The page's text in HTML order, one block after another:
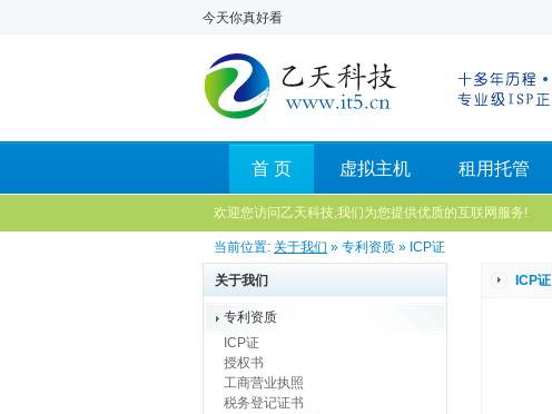
今天你真好看
首 页 虚拟主机 租用托管
欢迎您访问乙天科技,我们为您提供优质的互联网服务!
当前位置: 关于我们 » 专利资质 » ICP证
关于我们
专利资质
ICP证
授权书
工商营业执照
税务登记证书
ICP证